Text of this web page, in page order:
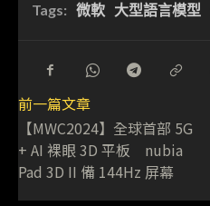
Tags: 微軟 大型語言模型
前一篇文章
【MWC2024】全球首部 5G
+ AI 裸眼 3D 平板 nubia
Pad 3D II 備 144Hz 屏幕